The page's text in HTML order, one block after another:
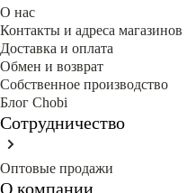
О нас
Контакты и адреса магазинов
Доставка и оплата
Обмен и возврат
Собственное производство
Блог Сhobi
Сотрудничество
Оптовые продажи
О компании